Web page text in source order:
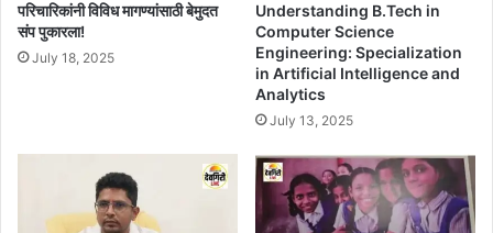
परिचारिकांनी विविध मागण्यांसाठी बेमुदत
संप पुकारला!
July 18, 2025
Understanding B.Tech in
Computer Science
Engineering: Specialization
in Artificial Intelligence and
Analytics
July 13, 2025